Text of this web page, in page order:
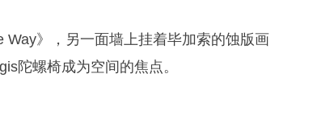
》，另一面墙上挂着毕加索的蚀版画
陀螺椅成为空间的焦点。